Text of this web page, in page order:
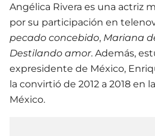
Angélica Rivera es una actriz
por su participación en
pecado concebido, Mariana
Destilando amor. Además,
expresidente de México,
la convirtió de 2012 a 2018 en
México.